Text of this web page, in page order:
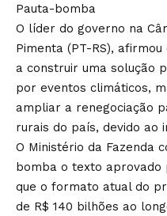
Pauta-bomba
O líder do governo na
Pimenta (PT-RS),
a construir uma solução
por eventos climáticos,
ampliar a renegociação
rurais do país, devido ao
O Ministério da Fazenda
bomba o texto aprovado
que o formato atual do
de R$ 140 bilhões ao